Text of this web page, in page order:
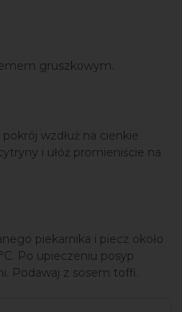
gruszkowym.
wzdłuż na cienkie
i ułóż promieniście na
piekarnika i piecz około
Po upieczeniu posyp
Podawaj z sosem toffi.